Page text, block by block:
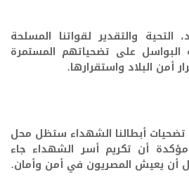
والتقدير لقواتنا المسلحة
البواسل على تضحياتهم المستمرة
أمن البلاد واستقرارها.
تضحيات أبطالنا الشهداء ستظل محل
مؤكدة أن تكريم أسر الشهداء جاء
أن يعيش المصريون في أمن وأمان.